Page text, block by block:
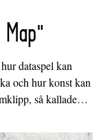
dataspel kan
och hur konst kan
så kallade…